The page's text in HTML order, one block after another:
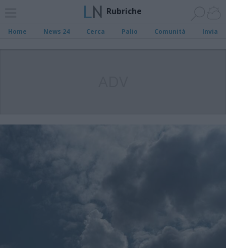
Rubriche
Home News 24 Cerca Palio Comunità Invia